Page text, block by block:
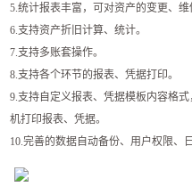
5.统计报表丰富，可对资产的变更、维
6.支持资产折旧计算、统计。
7.支持多账套操作。
8.支持各个环节的报表、凭据打印。
9.支持自定义报表、凭据模板内容格
机打印报表、凭据。
10.完善的数据自动备份、用户权限、